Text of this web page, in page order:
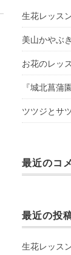
生花レッス
美山かやぶ
お花のレッ
『城北菖蒲
ツツジとサ
最近のコ
最近の投
生花レッス